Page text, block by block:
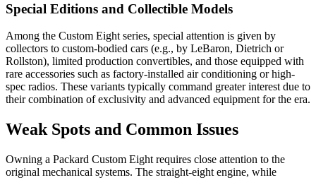
Special Editions and Collectible Models
Among the Custom Eight series, special attention is given by
collectors to custom-bodied cars (e.g., by LeBaron, Dietrich or
Rollston), limited production convertibles, and those equipped with
rare accessories such as factory-installed air conditioning or high-
spec radios. These variants typically command greater interest due to
their combination of exclusivity and advanced equipment for the era.
Weak Spots and Common Issues
Owning a Packard Custom Eight requires close attention to the
original mechanical systems. The straight-eight engine, while